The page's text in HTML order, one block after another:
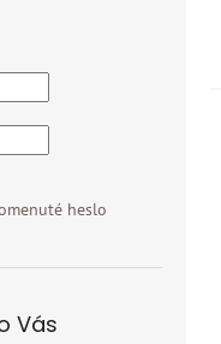
heslo
Vás